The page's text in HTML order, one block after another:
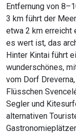
Entfernung von
3 km führt der
etwa 2 km erreicht
es wert ist, das
Hinter Kintai führt
wunderschönes,
vom Dorf
Flüsschen
Segler und
alternativen